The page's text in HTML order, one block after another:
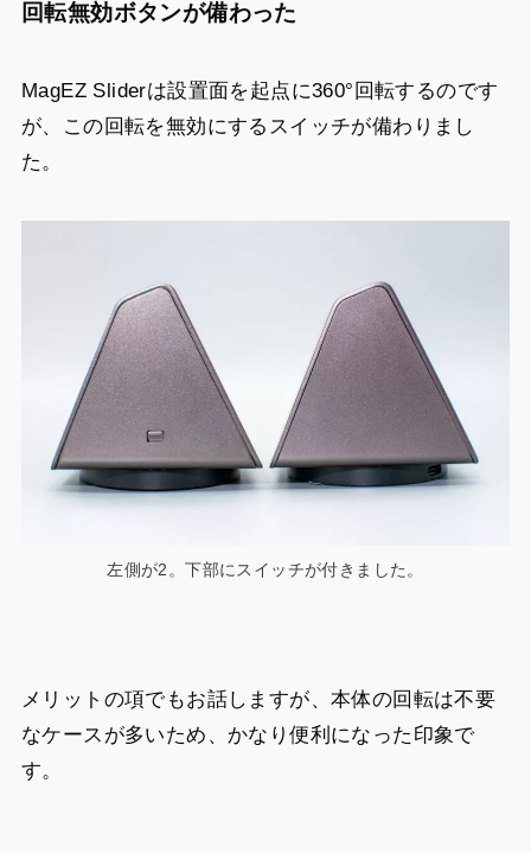
回転無効ボタンが備わった
MagEZ Sliderは設置面を起点に360°回転するのです
が、この回転を無効にするスイッチが備わりまし
た。
左側が2。下部にスイッチが付きました。
メリットの項でもお話しますが、本体の回転は不要
なケースが多いため、かなり便利になった印象で
す。